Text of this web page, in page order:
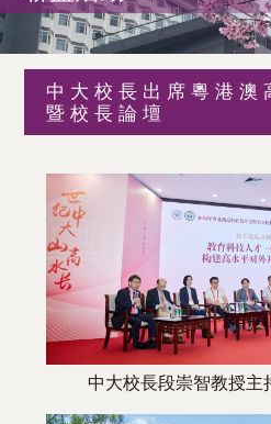
學
術
（內
中大校長出席粵港澳
暨校長論壇
中大校長段崇智教授主